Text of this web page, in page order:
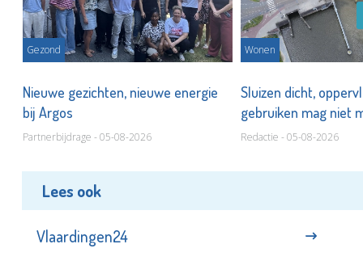
Gezond
Nieuwe gezichten, nieuwe energie
bij Argos
Partnerbijdrage - 05-08-2026
Wonen
Sluizen dicht,
gebruiken mag niet
Redactie - 05-08-2026
Lees ook
Vlaardingen24